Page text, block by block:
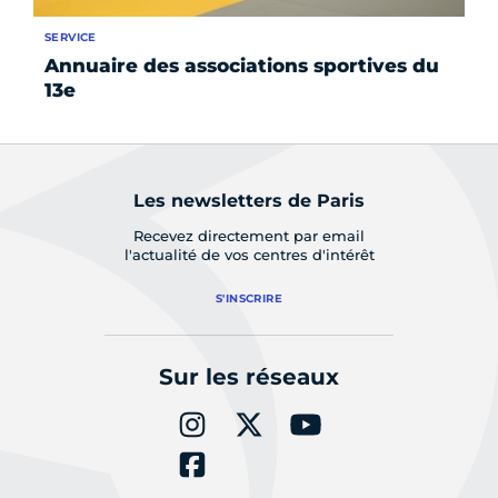
Annuaire des associations sportives du
13e
SERVICE
Les newsletters de Paris
Recevez directement par email
l'actualité de vos centres d'intérêt
S'INSCRIRE
Sur les réseaux